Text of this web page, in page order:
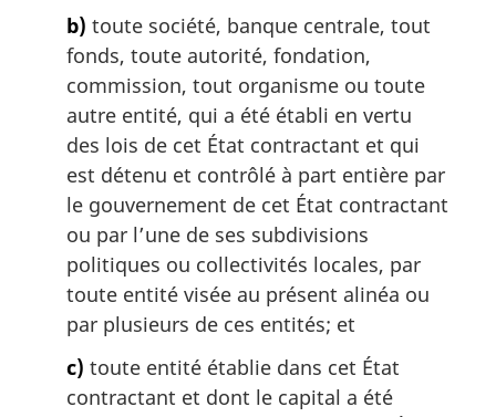
b) toute société, banque centrale, tout
fonds, toute autorité, fondation,
commission, tout organisme ou toute
autre entité, qui a été établi en vertu
des lois de cet État contractant et qui
est détenu et contrôlé à part entière par
le gouvernement de cet État contractant
ou par l’une de ses subdivisions
politiques ou collectivités locales, par
toute entité visée au présent alinéa ou
par plusieurs de ces entités; et
c) toute entité établie dans cet État
contractant et dont le capital a été